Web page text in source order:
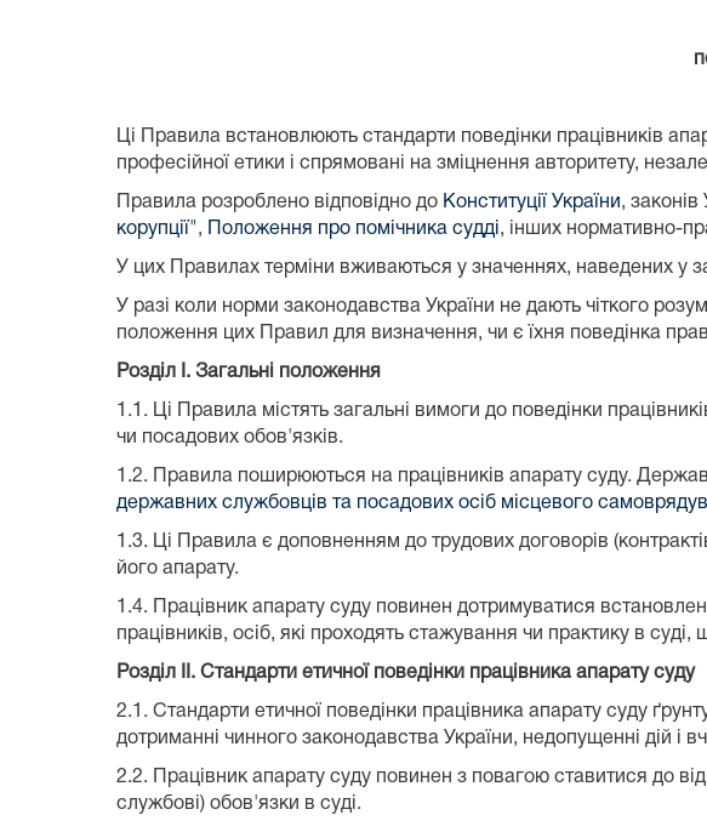
Ці Правила встановлюють стандарти поведінки працівників
професійної етики і спрямовані на зміцнення авторитету,
Правила розроблено відповідно до Конституції України, законів
корупції" , Положення про помічника судді, інших нормативно-
У цих Правилах терміни вживаються у значеннях, наведених у
У разі коли норми законодавства України не дають чіткого
положення цих Правил для визначення, чи є їхня поведінка
Розділ I. Загальні положення
1.1. Ці Правила містять загальні вимоги до поведінки
чи посадових обов'язків.
1.2. Правила поширюються на працівників апарату суду.
державних службовців та посадових осіб місцевого
1.3. Ці Правила є доповненням до трудових договорів
його апарату.
1.4. Працівник апарату суду повинен дотримуватися
працівників, осіб, які проходять стажування чи практику в
Розділ II. Стандарти етичної поведінки працівника апарату суду
2.1. Стандарти етичної поведінки працівника апарату суду
дотриманні чинного законодавства України, недопущенні дій і
2.2. Працівник апарату суду повинен з повагою ставитися до
службові) обов'язки в суді.